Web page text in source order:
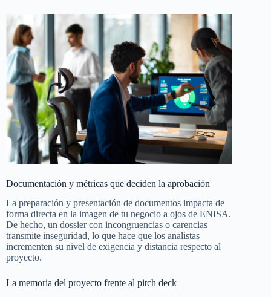
Documentación y métricas que deciden la aprobación
La preparación y presentación de documentos impacta de
forma directa en la imagen de tu negocio a ojos de ENISA.
De hecho, un dossier con incongruencias o carencias
transmite inseguridad, lo que hace que los analistas
incrementen su nivel de exigencia y distancia respecto al
proyecto.
La memoria del proyecto frente al pitch deck